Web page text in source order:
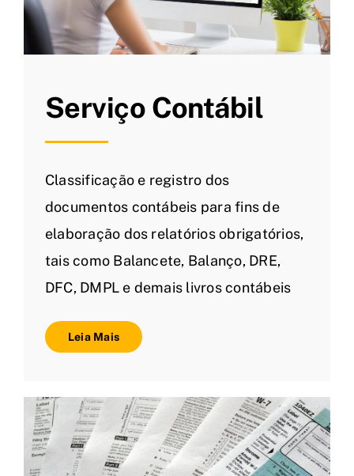
Serviço Contábil
Classificação e registro dos
documentos contábeis para fins de
elaboração dos relatórios obrigatórios,
tais como Balancete, Balanço, DRE,
DFC, DMPL e demais livros contábeis
Leia Mais